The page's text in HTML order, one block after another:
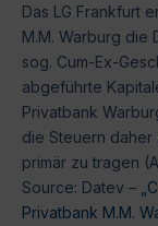
Das LG Frankfurt
M.M. Warburg die
sog. Cum-Ex-
abgeführte
Privatbank
die Steuern daher
primär zu tragen
Source: Datev –
Privatbank M.M.